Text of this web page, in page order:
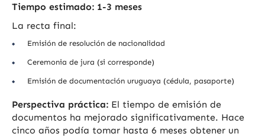
Tiempo estimado: 1-3 meses
La recta final:
Emisión de resolución de nacionalidad
Ceremonia de jura (si corresponde)
Emisión de documentación uruguaya (cédula, pasaporte)
Perspectiva práctica: El tiempo de emisión de
documentos ha mejorado significativamente. Hace
cinco años podía tomar hasta 6 meses obtener un